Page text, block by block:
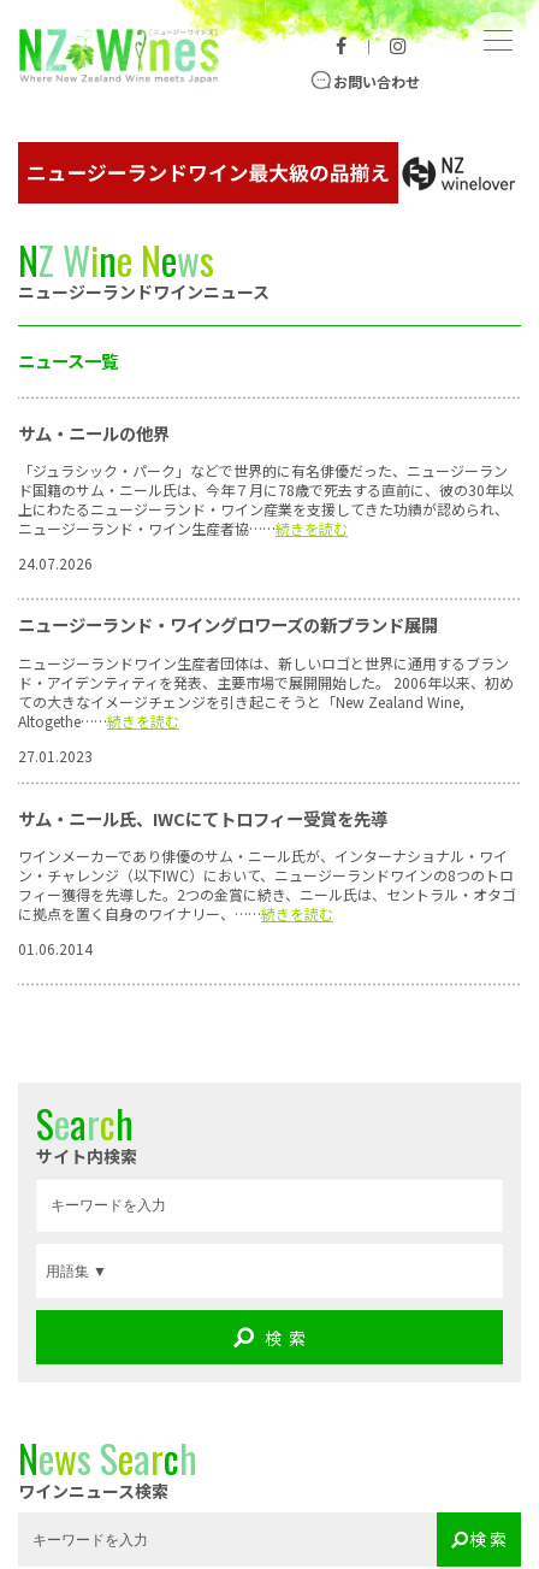
ニュージーランドワイン総合サイト
｜
お問い合わせ
メニュー
NZWine News
ニュージーランドワインニュース
ニュース一覧
サム・ニールの他界
「ジュラシック・パーク」などで世界的に有名俳優だった、ニュージーラン
ド国籍のサム・ニール氏は、今年７月に78歳で死去する直前に、彼の30年以
上にわたるニュージーランド・ワイン産業を支援してきた功績が認められ、
ニュージーランド・ワイン生産者協……続きを読む
24.07.2026
ニュージーランド・ワイングロワーズの新ブランド展開
ニュージーランドワイン生産者団体は、新しいロゴと世界に通用するブラン
ド・アイデンティティを発表、主要市場で展開開始した。 2006年以来、初め
ての大きなイメージチェンジを引き起こそうと「New Zealand Wine,
Altogethe……続きを読む
27.01.2023
サム・ニール氏、IWCにてトロフィー受賞を先導
ワインメーカーであり俳優のサム・ニール氏が、インターナショナル・ワイ
ン・チャレンジ（以下IWC）において、ニュージーランドワインの8つのトロ
フィー獲得を先導した。2つの金賞に続き、ニール氏は、セントラル・オタゴ
に拠点を置く自身のワイナリー、……続きを読む
01.06.2014
Search
サイト内検索
検 索
NewsSearch
ワインニュース検索
検 索